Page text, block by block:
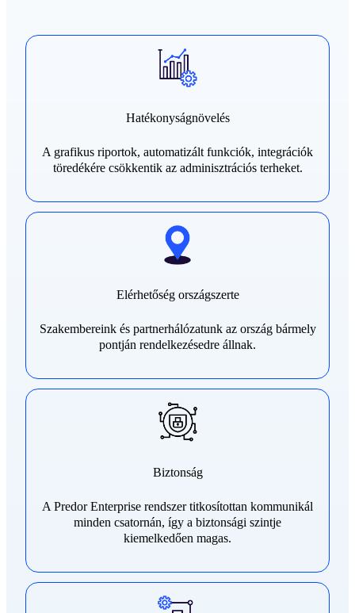
Hatékonyságnövelés
A grafikus riportok, automatizált funkciók, integrációk
töredékére csökkentik az adminisztrációs terheket.
Elérhetőség országszerte
Szakembereink és partnerhálózatunk az ország bármely
pontján rendelkezésedre állnak.
Biztonság
A Predor Enterprise rendszer titkosítottan kommunikál
minden csatornán, így a biztonsági szintje
kiemelkedően magas.